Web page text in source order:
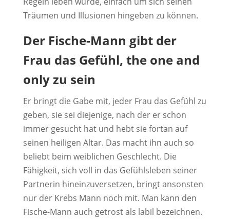
Träumen und Illusionen hingeben zu können.
Der Fische-Mann gibt der
Frau das Gefühl, the one and
only zu sein
Er bringt die Gabe mit, jeder Frau das Gefühl zu
geben, sie sei diejenige, nach der er schon
immer gesucht hat und hebt sie fortan auf
seinen heiligen Altar. Das macht ihn auch so
beliebt beim weiblichen Geschlecht. Die
Fähigkeit, sich voll in das Gefühlsleben seiner
Partnerin hineinzuversetzen, bringt ansonsten
nur der Krebs Mann noch mit. Man kann den
Fische-Mann auch getrost als labil bezeichnen.